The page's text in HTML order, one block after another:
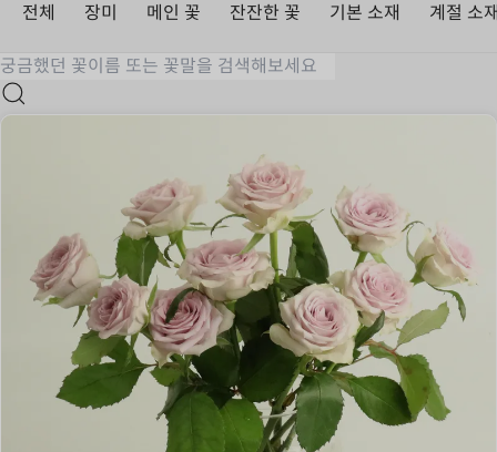
전체 장미 메인 꽃 잔잔한 꽃 기본 소재 계절 소